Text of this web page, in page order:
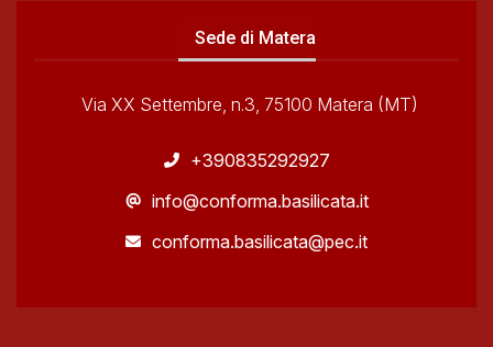
Sede di Matera
Via XX Settembre, n.3, 75100 Matera (MT)
+390835292927
info@conforma.basilicata.it
conforma.basilicata@pec.it